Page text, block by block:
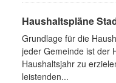
Haushaltspläne
Grundlage für die
jeder Gemeinde ist der
Haushaltsjahr zu
leistenden...